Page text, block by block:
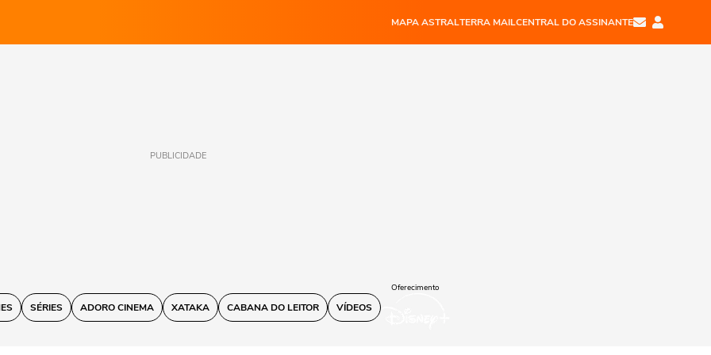
MAPA ASTRALTERRA MAILCENTRAL DO ASSINANTE
PUBLICIDADE
SÉRIES ADORO CINEMA XATAKA CABANA DO LEITOR VÍDEOS
Oferecimento